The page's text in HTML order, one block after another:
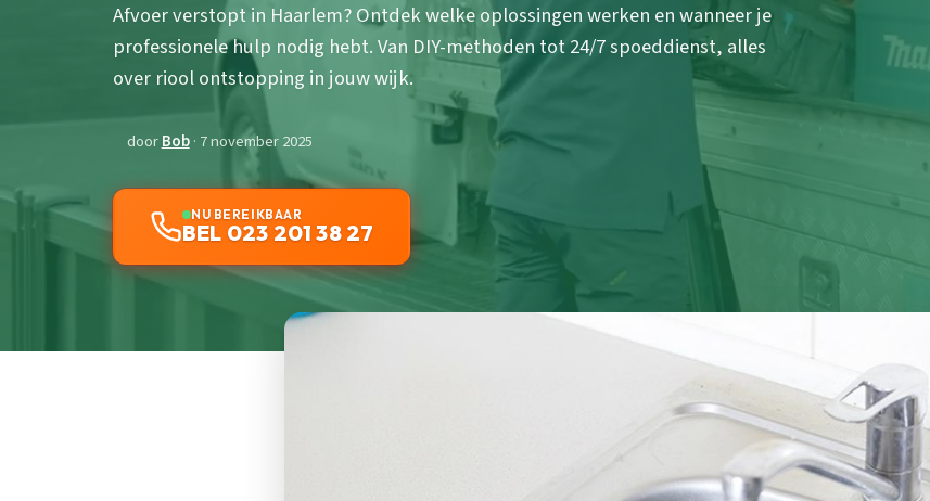
Afvoer verstopt in Haarlem? Ontdek welke oplossingen werken en wanneer je
professionele hulp nodig hebt. Van DIY-methoden tot 24/7 spoeddienst, alles
over riool ontstopping in jouw wijk.
doorBob· 7 november 2025
NU BEREIKBAAR
BEL 023 201 38 27